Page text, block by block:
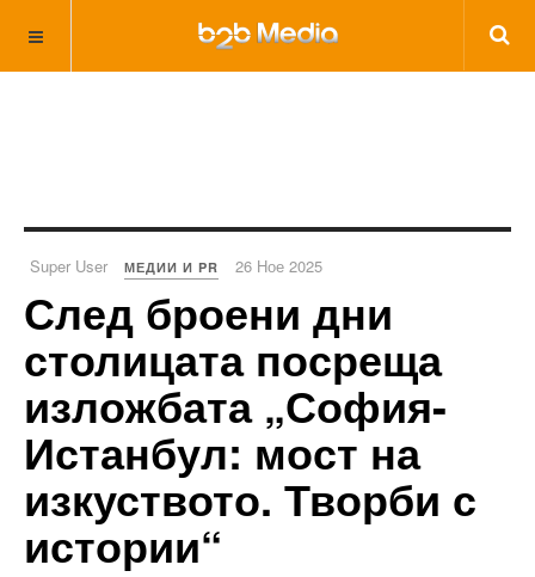
Super User МЕДИИ И PR 26 Ное 2025
След броени дни
столицата посреща
изложбата „София-
Истанбул: мост на
изкуството. Творби с
истории“